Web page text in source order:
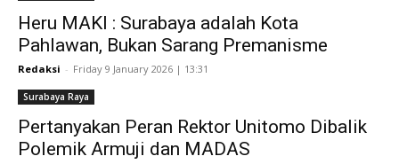
Heru MAKI : Surabaya adalah Kota
Pahlawan, Bukan Sarang Premanisme
Redaksi - Friday 9 January 2026 | 13:31
Surabaya Raya
Pertanyakan Peran Rektor Unitomo Dibalik
Polemik Armuji dan MADAS